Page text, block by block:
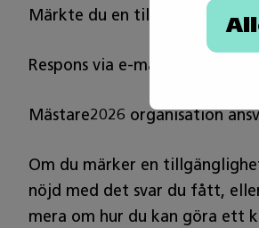
Märkte du en
Respons via e-mail:
Mästare2026 organisation
Om du märker en
nöjd med det svar du fått,
mera om hur du kan göra ett